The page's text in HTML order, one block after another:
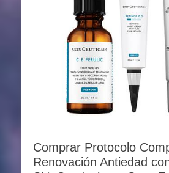
Comprar Protocolo
Renovación Antiedad